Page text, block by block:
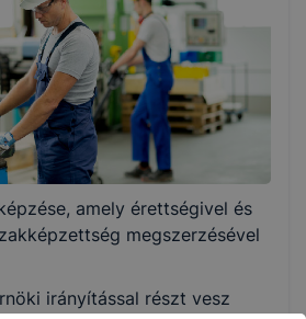
amely érettségivel és
megszerzésével
irányítással részt vesz